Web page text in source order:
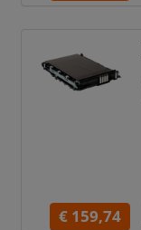
€ 159,74